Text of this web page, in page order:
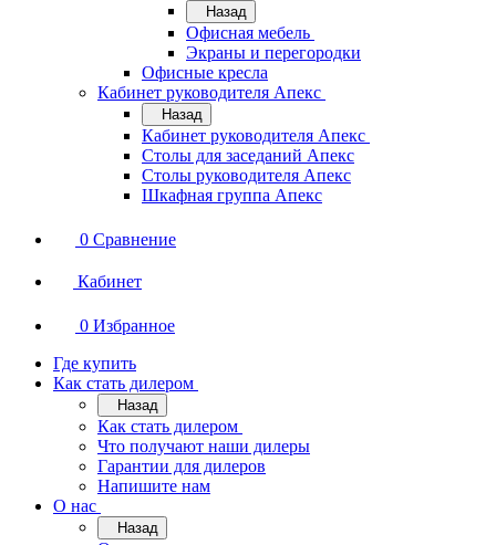
Назад
Офисная мебель
Экраны и перегородки
Офисные кресла
Кабинет руководителя Апекс
Назад
Кабинет руководителя Апекс
Столы для заседаний Апекс
Столы руководителя Апекс
Шкафная группа Апекс
0 Сравнение
Кабинет
0 Избранное
Где купить
Как стать дилером
Назад
Как стать дилером
Что получают наши дилеры
Гарантии для дилеров
Напишите нам
О нас
Назад